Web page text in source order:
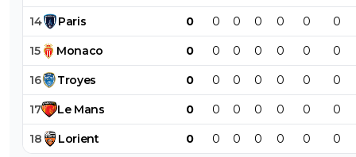
14 Paris 0 0 0 0 0 0 0
15 Monaco 0 0 0 0 0 0 0
16 Troyes 0 0 0 0 0 0 0
17 Le Mans 0 0 0 0 0 0 0
18 Lorient 0 0 0 0 0 0 0